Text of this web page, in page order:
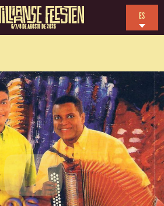
6/7/8 DE AGOSTO DE 2026
ES
FR